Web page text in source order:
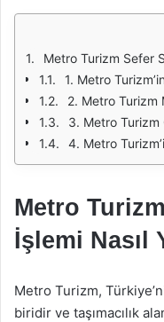
Metro Turizm Sefer
1. Metro Turizm’in
2. Metro Turizm
3. Metro Turizm
4. Metro
Metro
İşlemi Nasıl
Metro Turizm,
biridir ve taşımacılık